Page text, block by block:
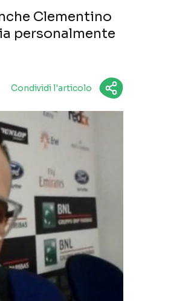
Clementino
personalmente
Condividi l'articolo